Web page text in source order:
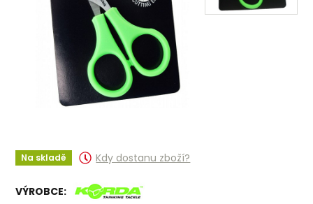
Na skladě Kdy dostanu zboží?
VÝROBCE: